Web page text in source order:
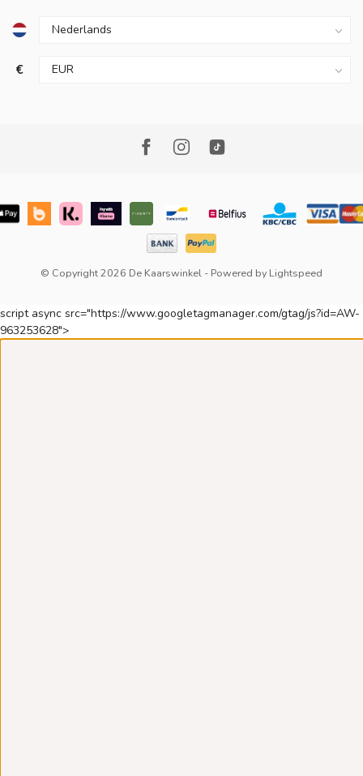
€
© Copyright 2026 De Kaarswinkel - Powered by Lightspeed
script async src="https://www.googletagmanager.com/gtag/js?id=AW-
963253628">